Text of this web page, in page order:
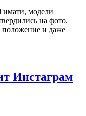
модели
на фото.
положение и даже
Инстаграм